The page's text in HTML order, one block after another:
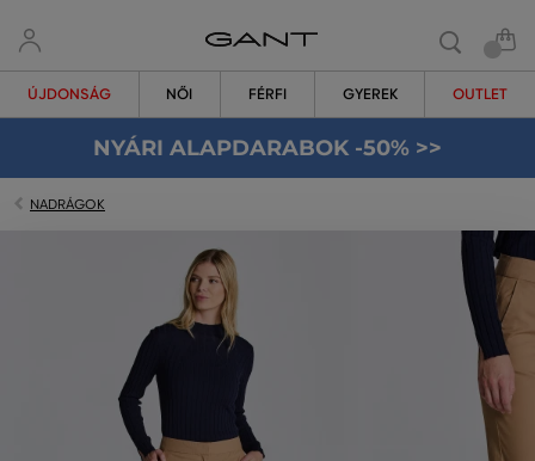
ÚJDONSÁG NŐI FÉRFI GYEREK OUTLET
NYÁRI ALAPDARABOK -50% >>
NADRÁGOK